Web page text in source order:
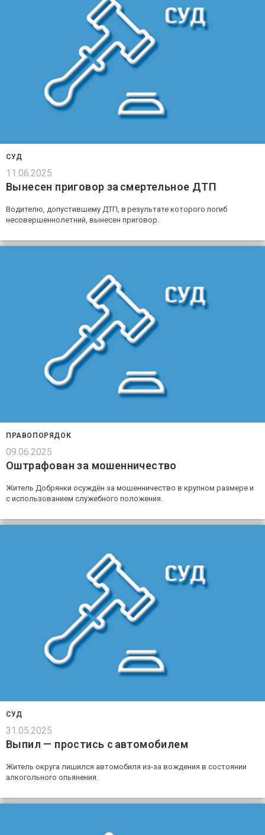
СУД
11.06.2025
Вынесен приговор за смертельное ДТП
Водителю, допустившему ДТП, в результате которого погиб
несовершеннолетний, вынесен приговор.
ПРАВОПОРЯДОК
09.06.2025
Оштрафован за мошенничество
Житель Добрянки осуждён за мошенничество в крупном размере и
с использованием служебного положения.
СУД
31.05.2025
Выпил — простись с автомобилем
Житель округа лишился автомобиля из-за вождения в состоянии
алкогольного опьянения.